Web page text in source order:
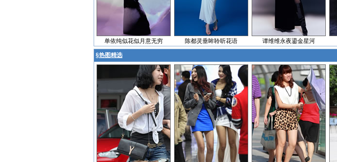
单依纯似花似月意无穷 陈都灵垂眸聆听花语 谭维维永夜鎏金星河
§热图精选